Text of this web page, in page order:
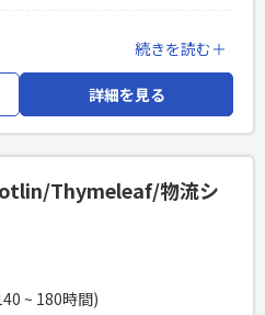
からAWSへの移行をするにあ
当いただきます。 業務内容と
発メンバーの進捗管理・報告
DB：Oracle, Mysql イ
Terraform 開発ツール等：
Jira, Confluence, VScode 等
クチャ、 DDD AIツール：
続きを読む＋
詳細を見る
Thymeleaf/物流シ
~ 180時間)